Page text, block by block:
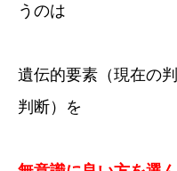
うのは
遺伝的要素（現在の
判断）を